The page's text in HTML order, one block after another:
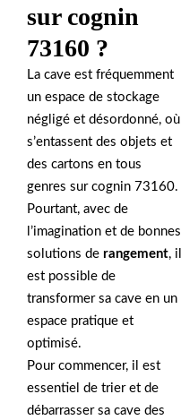
sur cognin
73160 ?
La cave est fréquemment
un espace de stockage
négligé et désordonné, où
s’entassent des objets et
des cartons en tous
genres sur cognin 73160.
Pourtant, avec de
l’imagination et de bonnes
solutions de rangement, il
est possible de
transformer sa cave en un
espace pratique et
optimisé.
Pour commencer, il est
essentiel de trier et de
débarrasser sa cave des